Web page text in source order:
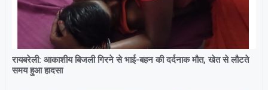
रायबरेली: आकाशीय बिजली गिरने से भाई-बहन की दर्दनाक मौत, खेत से लौटते
समय हुआ हादसा